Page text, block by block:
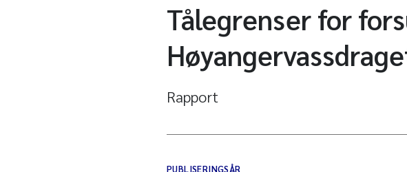
Tålegrenser for
Rapport
PUBLISERINGSÅR